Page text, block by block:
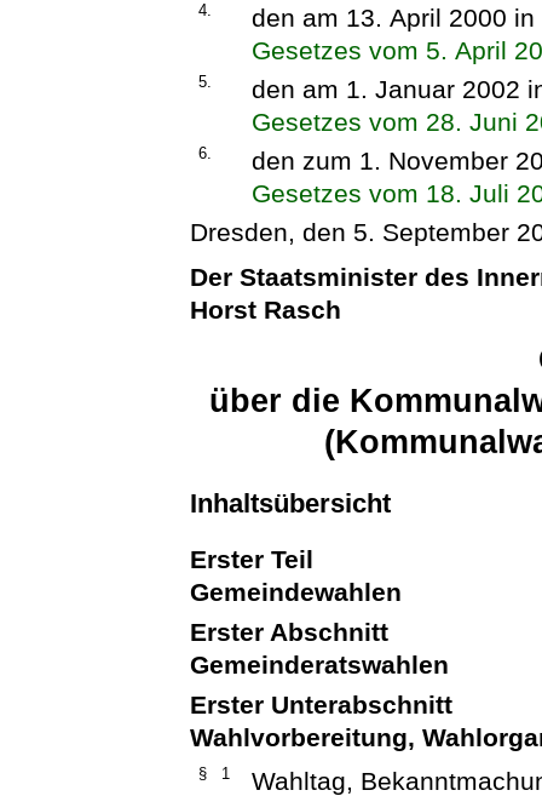
4.
den am 13. April 2000
Gesetzes vom 5. April
5.
den am 1. Januar 2002
Gesetzes vom 28. Juni
6.
den zum 1. November
Gesetzes vom 18. Juli
Dresden, den 5. September
Der Staatsminister des
Horst Rasch
über die
Inhaltsübersicht
Erster Teil
Gemeindewahlen
Erster Abschnitt
Gemeinderatswahlen
Erster Unterabschnitt
Wahlvorbereitung,
§ 1 Wahltag,